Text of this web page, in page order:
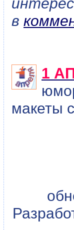
в
1
макеты